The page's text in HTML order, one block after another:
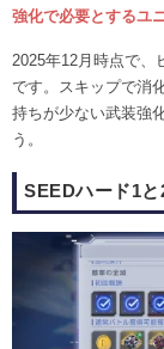
強化で必要とするユ
2025年12月時点で、
です。スキップで消
持ちが少ない武装強
う。
SEEDハード1と